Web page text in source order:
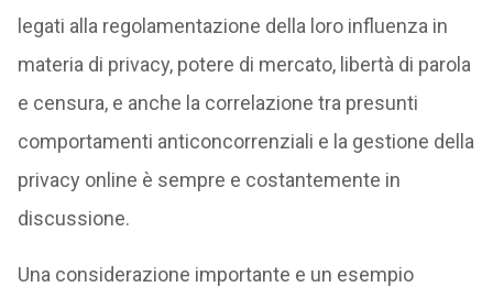
legati alla regolamentazione della loro influenza in
materia di privacy, potere di mercato, libertà di parola
e censura, e anche la correlazione tra presunti
comportamenti anticoncorrenziali e la gestione della
privacy online è sempre e costantemente in
discussione.
Una considerazione importante e un esempio